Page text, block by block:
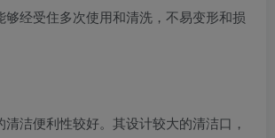
够经受住多次使用和清洗，不易变形和损
清洁便利性较好。其设计较大的清洁口，